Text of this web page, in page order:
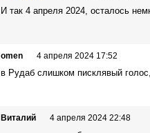
И так 4 апреля 2024, осталось
omen 4 апреля 2024 17:52
в Рудаб слишком писклявый
Виталий 4 апреля 2024 22:48